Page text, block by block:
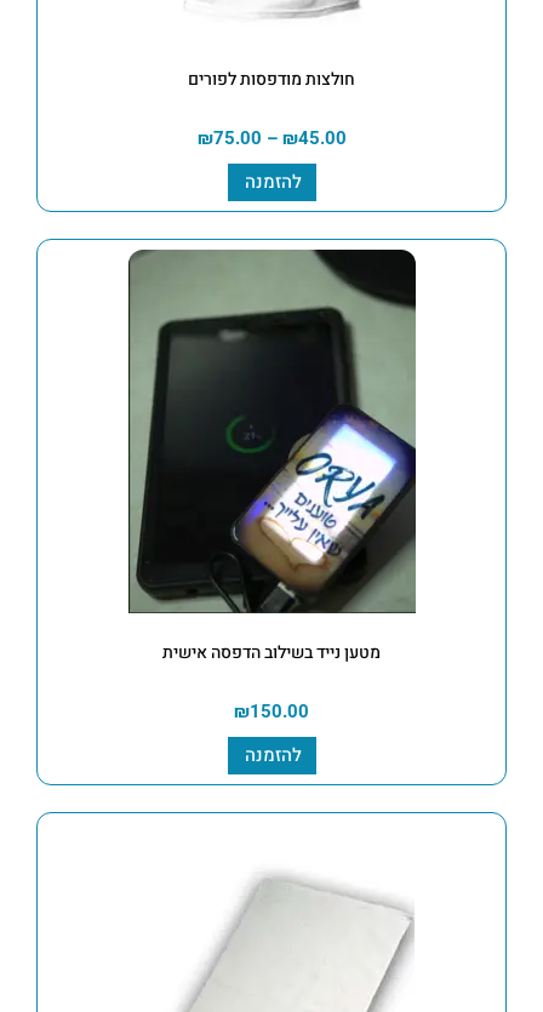
חולצות מודפסות לפורים
₪45.00
–
₪75.00
להזמנה
מטען נייד בשילוב הדפסה אישית
₪150.00
להזמנה